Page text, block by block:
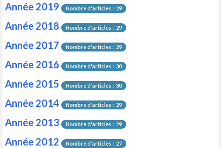
Année 2019 Nombre d'articles : 29
Année 2018 Nombre d'articles : 29
Année 2017 Nombre d'articles : 29
Année 2016 Nombre d'articles : 30
Année 2015 Nombre d'articles : 30
Année 2014 Nombre d'articles : 29
Année 2013 Nombre d'articles : 29
Année 2012 Nombre d'articles : 27